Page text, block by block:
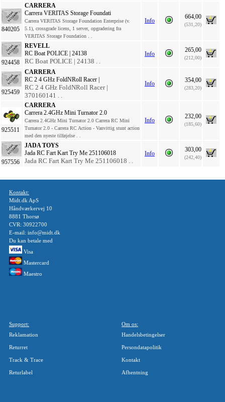
840205
CARRERA
Carrera VERITAS Storage Foundati
Carrera VERITAS Storage Foundation Enterprise (v.
5.1), crossgrade licens, 1 server, opgradering fra
VERITAS Storage Foundation . .
Info
664,00
(531,20)
924458
REVELL
RC Boat POLICE | 24138
RC Boat POLICE | 24138 . .
Info
265,00
(212,00)
925459
CARRERA
RC 2 4 GHz FoldNRoll Racer |
RC 2 4 GHz FoldNRoll Racer |
370160141 . .
Info 354,00
(283,20)
925511
CARRERA
Carrera 2.4GHz Mini Turnator 2.0
Carrera 2.4GHz Mini Turnator 2.0 Carrera RC Mini
Turnator 2.0 - Carrera RC Action - Vanvittig stunt action
med den nyeste tilføjelse . .
Info
232,00
(185,60)
957556
JADA TOYS
Jada RC Fart Kart Try Me 251106018
Jada RC Fart Kart Try Me 251106018 . .
Info
303,00
(242,40)
Kontakt:
Midt.dk ApS
Håndværkervej 10
8881 Thorsø
CVR: 30922700
E-mail: info@midt.dk
Du kan betale med
Visa
Mastercard
Maestro
Support:
Reklamation
Returret
Track & Trace
Returlabel
Om os:
Handelsbetingelser
Persondatapolitik
Kontakt
Afhentning